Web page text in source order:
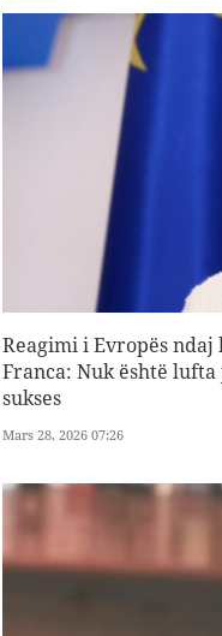
Reagimi i Evropës
Franca: Nuk është
sukses
Mars 28, 2026 07:26